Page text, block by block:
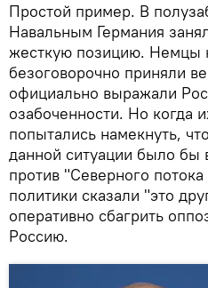
Простой пример. В
Навальным Германия
жесткую позицию. Немцы
безоговорочно приняли
официально выражали
озабоченности. Но когда
попытались намекнуть,
данной ситуации было бы
против "Северного
политики сказали "это
оперативно сбагрить
Россию.